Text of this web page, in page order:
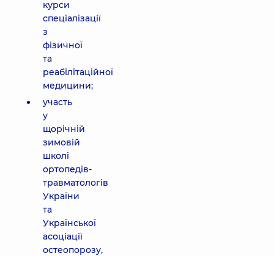
курси
спеціалізації
з
фізичної
та
реабілітаційної
медицини;
участь
у
щорічній
зимовій
школі
ортопедів-
травматологів
України
та
Української
асоціації
остеопорозу,